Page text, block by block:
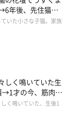
3歳♀）、毎日
げたら毛並みが
年後、先住猫
に
いた小さな子猫。家族
しく鳴いていた生
→1才の今、筋肉質
く鳴いていた、生後1